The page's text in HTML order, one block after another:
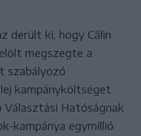
derült ki, hogy Călin
megszegte a
szabályozó
kampányköltséget
Hatóságnak
kampánya egymillió